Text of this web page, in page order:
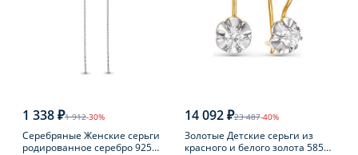
1 338 ₽1 912-30%
Серебряные Женские серьги
родированное серебро 925
14 092 ₽23 487-40%
Золотые Детские серьги из
красного и белого золота 585